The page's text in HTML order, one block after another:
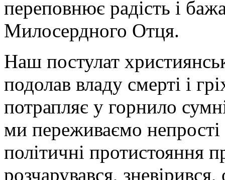
переповнює радість і
Милосердного Отця.
Наш постулат
подолав владу смерті і
потрапляє у горнило
ми переживаємо непрості
політичні протистояння
розчарувався,